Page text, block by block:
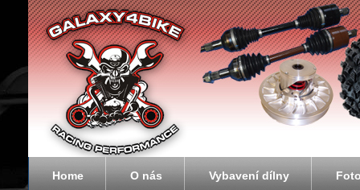
Galaxybike.cz - motorky, čtyřkolky,
Home O nás Vybavení dílny